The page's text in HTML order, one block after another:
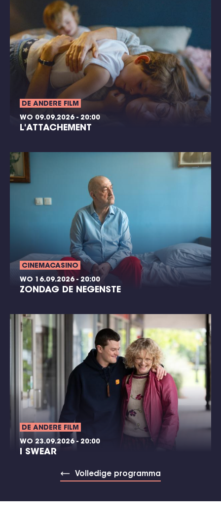
DE ANDERE FILM
WO 09.09.2026 - 20:00
L'ATTACHEMENT
CINEMACASINO
WO 16.09.2026 - 20:00
ZONDAG DE NEGENSTE
DE ANDERE FILM
WO 23.09.2026 - 20:00
I SWEAR
Volledige programma